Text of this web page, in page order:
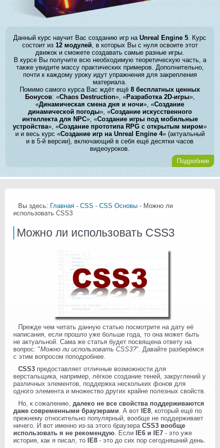
Данный курс научит Вас созданию игр наUnreal Engine 5 . Курс
состоит из 12 модулей, в которых Вы с нуля освоите этот
движок и сможете создавать самые разные игры.
В курсе Вы получите всю необходимую теоретическую часть, а
также увидите массу практических примеров. Дополнительно,
почти к каждому уроку идут упражнения для закрепления
материала.
Помимо самого курса Вас ждёт ещё8 бесплатных ценных
Бонусов: «Chaos Destruction», «Разработка 2D-игры»,
«Динамическая смена дня и ночи», «Создание
динамической погоды», «Создание искусственного
интеллекта для NPC», «Создание игры под мобильные
устройства», «Создание прототипа RPG с открытым миром»
и и весь курс «Создание игр на Unreal Engine 4» (актуальный
и в 5-й версии), включающий в себя ещё десятки часов
видеоуроков.
Подробнее
Вы здесь: Главная - CSS - CSS Основы - Можно ли
использовать CSS3
Можно ли использовать CSS3
Прежде чем читать данную статью посмотрите на дату её
написания, если прошло уже больше года, то она может быть
не актуальной. Сама же статья будет посвящена ответу на
вопрос: "Можно ли использовать CSS3?". Давайте разберёмся
с этим вопросом поподробнее.
CSS3 предоставляет отличные возможности для
верстальщика, например, лёгкое создание теней, закруглений у
различных элементов, поддержка нескольких фонов для
одного элемента и множество других крайне полезных свойств.
Но, к сожалению, далеко не все свойства поддерживаются
даже современными браузерами . А вот IE8 , который ещё по
прежнему относительно популярный, вообще не поддерживает
ничего. И вот именно из-за этого браузера CSS3 вообще
использовать я не рекомендую . Если IE6 и IE7 - это уже
история, как я писал, то IE8 - это до сих пор сегодняшний день.